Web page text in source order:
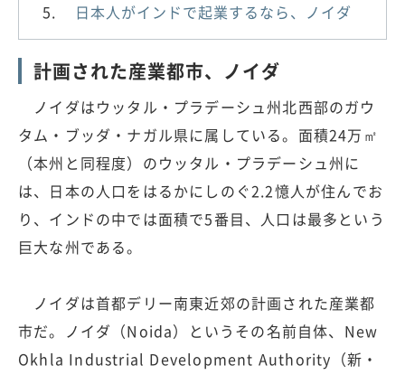
日本人がインドで起業するなら、ノイダ
計画された産業都市、ノイダ
ノイダはウッタル・プラデーシュ州北西部のガウ
タム・ブッダ・ナガル県に属している。面積24万㎡
（本州と同程度）のウッタル・プラデーシュ州に
は、日本の人口をはるかにしのぐ2.2憶人が住んでお
り、インドの中では面積で5番目、人口は最多という
巨大な州である。
ノイダは首都デリー南東近郊の計画された産業都
市だ。ノイダ（Noida）というその名前自体、New
Okhla Industrial Development Authority（新・